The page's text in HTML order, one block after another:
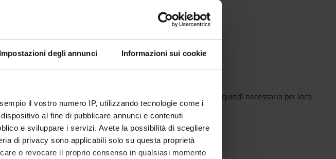
Impostazioni degli annunci Informazioni sui cookie
il vostro numero IP, utilizzando tecnologie come i
al fine di pubblicare annunci e contenuti
e sviluppare i servizi. Avete la possibilità di scegliere
di privacy sono applicabili solo su questa proprietà
o revocare il proprio consenso in qualsiasi momento
hanno un percorso di carriera che soddisfa tali requisiti: non è quindi necessaria per loro